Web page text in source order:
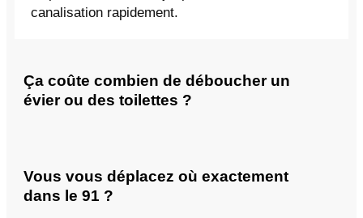
canalisation rapidement.
Ça coûte combien de déboucher un
évier ou des toilettes ?
Vous vous déplacez où exactement
dans le 91 ?